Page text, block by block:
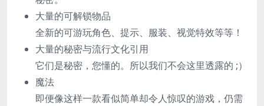
大量的可解锁物品
全新的可游玩角色、提示、服装、视觉特效等等！
大量的秘密与流行文化引用
它们是秘密，您懂的。所以我们不会这里透露的 ;）
魔法
即便像这样一款看似简单却令人惊叹的游戏，仍需